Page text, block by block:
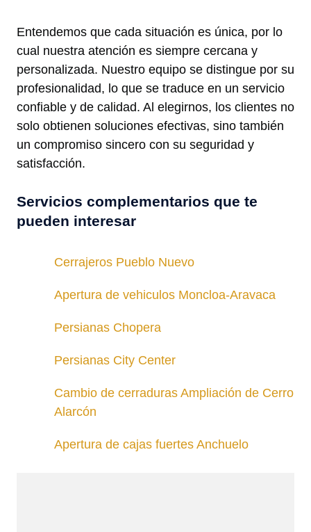
Entendemos que cada situación es única, por lo
cual nuestra atención es siempre cercana y
personalizada. Nuestro equipo se distingue por su
profesionalidad, lo que se traduce en un servicio
confiable y de calidad. Al elegirnos, los clientes no
solo obtienen soluciones efectivas, sino también
un compromiso sincero con su seguridad y
satisfacción.
Servicios complementarios que te
pueden interesar
Cerrajeros Pueblo Nuevo
Apertura de vehiculos Moncloa-Aravaca
Persianas Chopera
Persianas City Center
Cambio de cerraduras Ampliación de Cerro
Alarcón
Apertura de cajas fuertes Anchuelo